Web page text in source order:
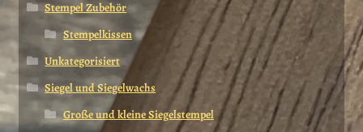
Stempel Zubehör
Stempelkissen
Unkategorisiert
Siegel und Siegelwachs
Große und kleine Siegelstempel